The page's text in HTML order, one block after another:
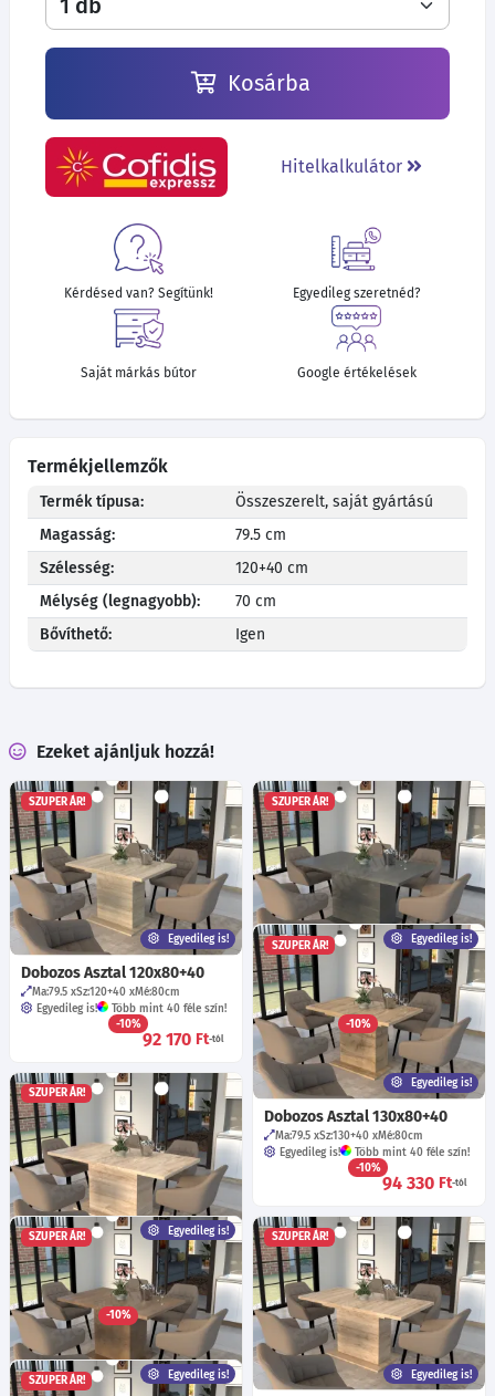
Kosárba
Hitelkalkulátor
Kérdésed van? Segítünk! Egyedileg szeretnéd?
Saját márkás bútor Google értékelések
Termékjellemzők
Termék típusa:
Összeszerelt, saját gyártású
Magasság:
79.5 cm
Szélesség:
120+40 cm
Mélység (legnagyobb):
70 cm
Bővíthető:
Igen
Ezeket ajánljuk hozzá!
SZUPER ÁR!
Egyedileg is!
Dobozos Asztal 120x80+40
Ma:79.5 Sz:120+40 Mé:80cm
Egyedileg is!
Több mint 40 féle szín!
-10%
92 170 Ft-tól
SZUPER ÁR!
Egyedileg is!
Dobozos Asztal 160x90+40
Ma:79.5 Sz:160+40 Mé:90cm
Egyedileg is!
Több mint 40 féle szín!
-10%
106 480 Ft-tól
SZUPER ÁR!
Egyedileg is!
Dobozos Asztal 130x80+40
Ma:79.5 Sz:130+40 Mé:80cm
Egyedileg is!
Több mint 40 féle szín!
-10%
94 330 Ft-tól
SZUPER ÁR!
Egyedileg is!
Dobozos Asztal 180x90+40
Ma:79.5 Sz:180+40 Mé:90 cm
Egyedileg is!
Több mint 40 féle szín!
-10%
116 290Ft -tól
SZUPER ÁR!
Egyedileg is!
SZUPER ÁR!
Egyedileg is!
SZUPER ÁR!